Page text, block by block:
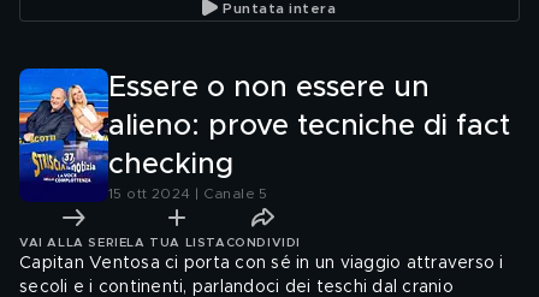
Puntata intera
Essere o non essere un
alieno: prove tecniche di fact
checking
15 ott 2024 | Canale 5
VAI ALLA SERIE LA TUA LISTA CONDIVIDI
Capitan Ventosa ci porta con sé in un viaggio attraverso i
secoli e i continenti, parlandoci dei teschi dal cranio